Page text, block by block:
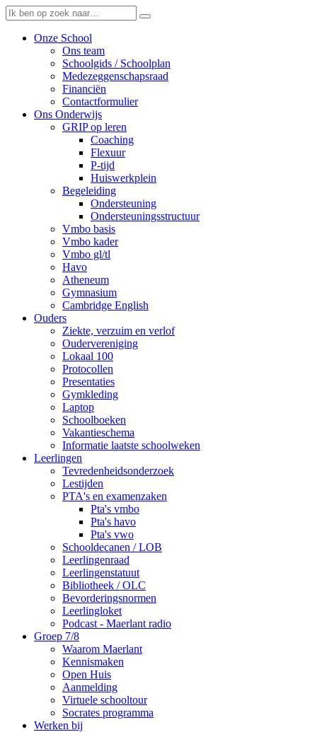
Onze School
Ons team
Schoolgids / Schoolplan
Medezeggenschapsraad
Financiën
Contactformulier
Ons Onderwijs
GRIP op leren
Coaching
Flexuur
P-tijd
Huiswerkplein
Begeleiding
Ondersteuning
Ondersteuningsstructuur
Vmbo basis
Vmbo kader
Vmbo gl/tl
Havo
Atheneum
Gymnasium
Cambridge English
Ouders
Ziekte, verzuim en verlof
Oudervereniging
Lokaal 100
Protocollen
Presentaties
Gymkleding
Laptop
Schoolboeken
Vakantieschema
Informatie laatste schoolweken
Leerlingen
Tevredenheidsonderzoek
Lestijden
PTA's en examenzaken
Pta's vmbo
Pta's havo
Pta's vwo
Schooldecanen / LOB
Leerlingenraad
Leerlingenstatuut
Bibliotheek / OLC
Bevorderingsnormen
Leerlingloket
Podcast - Maerlant radio
Groep 7/8
Waarom Maerlant
Kennismaken
Open Huis
Aanmelding
Virtuele schooltour
Socrates programma
Werken bij